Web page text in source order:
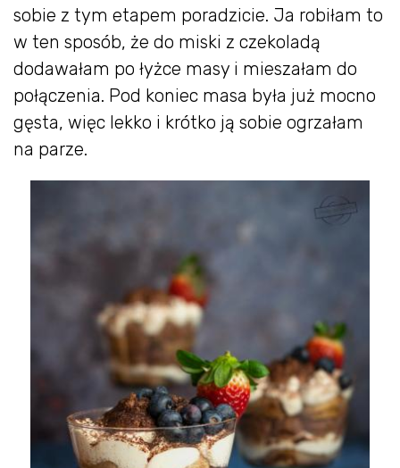
sobie z tym etapem poradzicie. Ja robiłam to
w ten sposób, że do miski z czekoladą
dodawałam po łyżce masy i mieszałam do
połączenia. Pod koniec masa była już mocno
gęsta, więc lekko i krótko ją sobie ogrzałam
na parze.